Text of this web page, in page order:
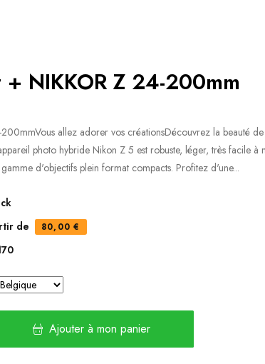
NIKKOR Z 24-200mm
allez adorer vos créationsDécouvrez la beauté
photo hybride Nikon Z 5 est robuste, léger, très facile à
d'objectifs plein format compacts. Profitez d'une...
de 80,00 €
Ajouter à mon panier